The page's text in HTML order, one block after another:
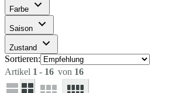
Farbe
Saison
Zustand
Sortieren:
Artikel 1 - 16 von 16